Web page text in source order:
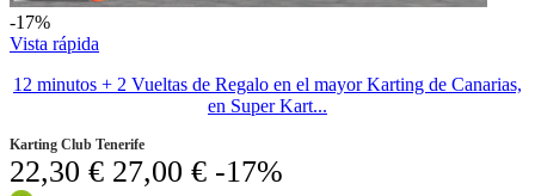
-17%
Vista rápida
12 minutos + 2 Vueltas de Regalo en el mayor Karting de Canarias,
en Super Kart...
Karting Club Tenerife
22,30 € 27,00 € -17%